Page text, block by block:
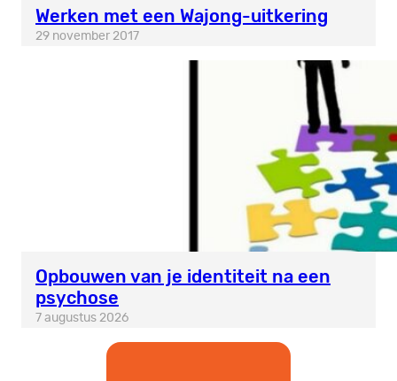
Werken met een Wajong-uitkering
29 november 2017
Opbouwen van je identiteit na een
psychose
7 augustus 2026